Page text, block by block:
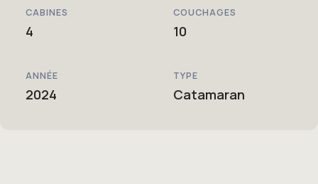
CABINES
4
COUCHAGES
10
ANNÉE
2024
TYPE
Catamaran